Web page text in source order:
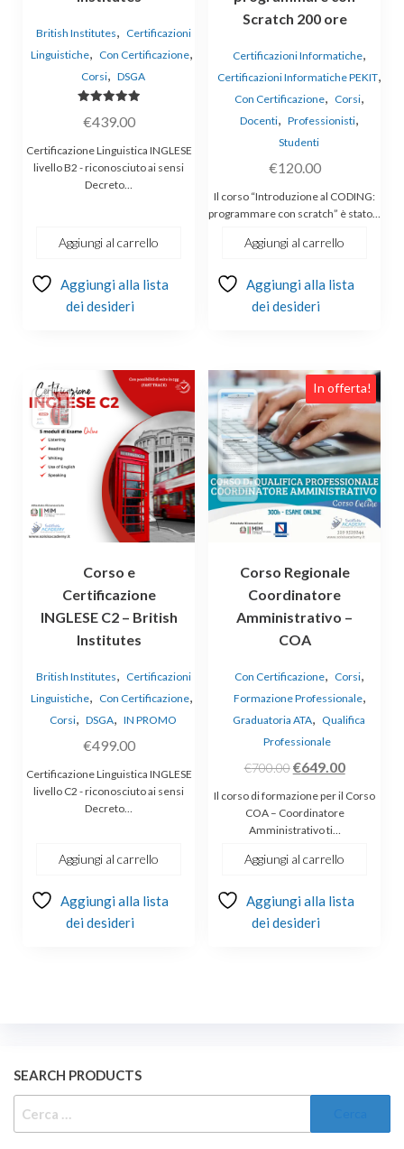
British Institutes
Certificazioni
Linguistiche, Con Certificazione,
Corsi DSGA
5.00
€439.00
Certificazione Linguistica INGLESE
livello B2 - riconosciuto ai sensi
Decreto…
Aggiungi al carrello
Aggiungi alla lista
dei desideri
Scratch 200 ore
Certificazioni Informatiche
Certificazioni Informatiche PEKIT
Con Certificazione Corsi
Docenti Professionisti
Studenti
€120.00
Il corso “Introduzione al CODING:
programmare con scratch” è stato…
Aggiungi al carrello
Aggiungi alla lista
dei desideri
Corso e
Certificazione
INGLESE C2 – British
Institutes
British Institutes, Certificazioni
Linguistiche, Con Certificazione,
Corsi, DSGA, IN PROMO
€499.00
Certificazione Linguistica INGLESE
livello C2 - riconosciuto ai sensi
Decreto…
Aggiungi al carrello
Aggiungi alla lista
dei desideri
In offerta!
Corso Regionale
Coordinatore
Amministrativo –
COA
Con Certificazione, Corsi,
Formazione Professionale,
Graduatoria ATA, Qualifica
Professionale
€700.00Il
prezzo
originale
era:
€700.00.
€649.00Il
prezzo
attuale
Il corso di formazione per il Corso
COA – Coordinatore
Amministrativo ti…
Aggiungi al carrello
Aggiungi alla lista
dei desideri
SEARCH PRODUCTS